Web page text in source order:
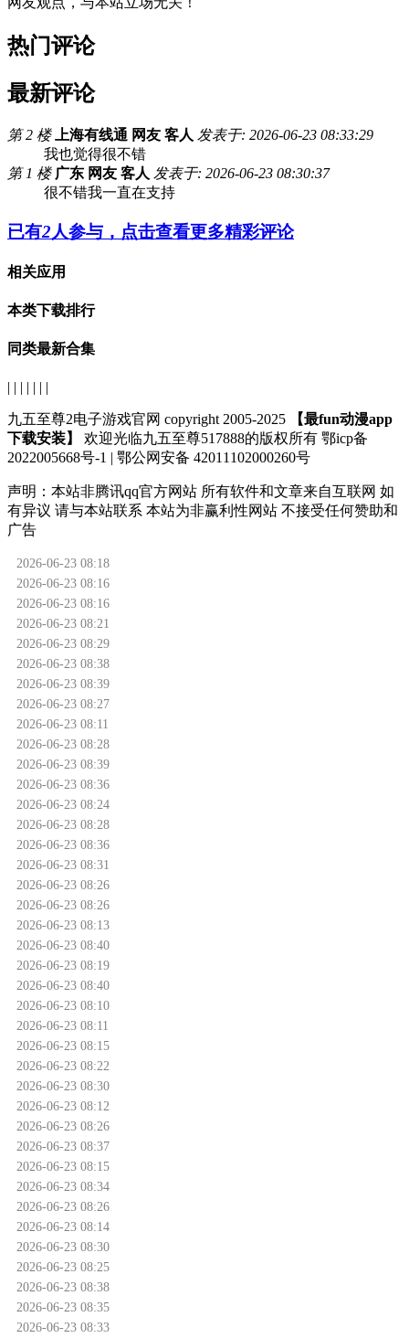
热门评论
最新评论
第 2 楼 上海有线通 网友 客人 发表于: 2026-06-23 08:33:29
我也觉得很不错
第 1 楼 广东 网友 客人 发表于: 2026-06-23 08:30:37
很不错我一直在支持
已有2人参与，点击查看更多精彩评论
相关应用
本类下载排行
同类最新合集
| | | | | | |
九五至尊2电子游戏官网 copyright 2005-2025
【最fun动漫app
下载安装】
欢迎光临九五至尊517888的版权所有 鄂icp备
2022005668号-1 | 鄂公网安备 42011102000260号
声明： 本站非腾讯qq官方网站 所有软件和文章来自互联网 如
有异议 请与本站联系 本站为非赢利性网站 不接受任何赞助和
广告
2026-06-23 08:18
2026-06-23 08:16
2026-06-23 08:16
2026-06-23 08:21
2026-06-23 08:29
2026-06-23 08:38
2026-06-23 08:39
2026-06-23 08:27
2026-06-23 08:11
2026-06-23 08:28
2026-06-23 08:39
2026-06-23 08:36
2026-06-23 08:24
2026-06-23 08:28
2026-06-23 08:36
2026-06-23 08:31
2026-06-23 08:26
2026-06-23 08:26
2026-06-23 08:13
2026-06-23 08:40
2026-06-23 08:19
2026-06-23 08:40
2026-06-23 08:10
2026-06-23 08:11
2026-06-23 08:15
2026-06-23 08:22
2026-06-23 08:30
2026-06-23 08:12
2026-06-23 08:26
2026-06-23 08:37
2026-06-23 08:15
2026-06-23 08:34
2026-06-23 08:26
2026-06-23 08:14
2026-06-23 08:30
2026-06-23 08:25
2026-06-23 08:38
2026-06-23 08:35
2026-06-23 08:33